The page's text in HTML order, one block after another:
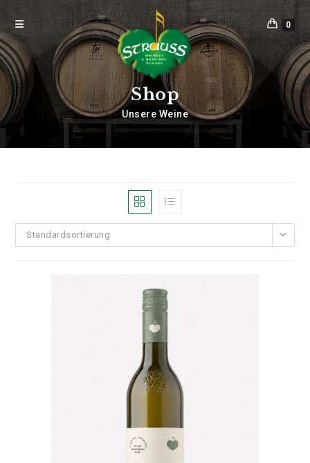
0
Shop
Unsere Weine
Standardsortierung